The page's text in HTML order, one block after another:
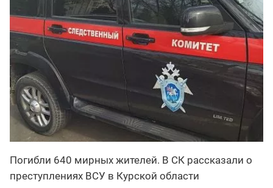
Погибли 640 мирных жителей. В СК рассказали о
преступлениях ВСУ в Курской области